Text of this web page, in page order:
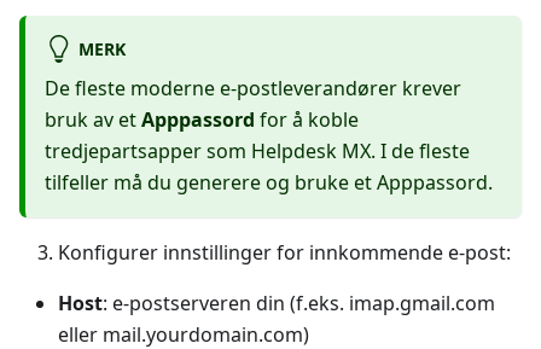
MERK
De fleste moderne e-postleverandører krever
bruk av etApppassord for å koble
tredjepartsapper som Helpdesk MX. I de fleste
tilfeller må du generere og bruke et Apppassord.
Konfigurer innstillinger for innkommende e-post:
Host: e-postserveren din (f.eks. imap.gmail.com
eller mail.yourdomain.com)